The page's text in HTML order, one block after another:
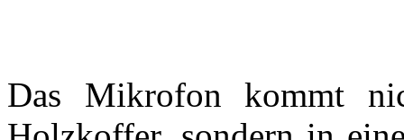
Das Mikrofon kommt